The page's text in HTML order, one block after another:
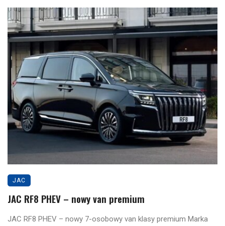
JAC
JAC RF8 PHEV – nowy van premium
JAC RF8 PHEV – nowy 7-osobowy van klasy premium Marka